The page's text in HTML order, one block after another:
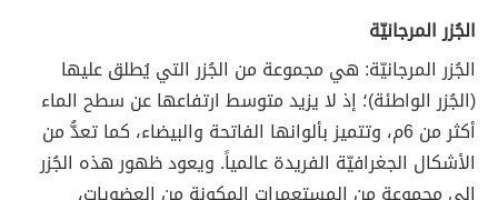
الجُزر المرجانيّة
الجُزر المرجانيّة: هي مجموعة من الجُزر التي يُطلق عليها
(الجُزر الواطئة)؛ إذ لا يزيد متوسط ارتفاعها عن سطح الماء
أكثر من 6م، وتتميز بألوانها الفاتحة والبيضاء، كما تعدُّ من
الأشكال الجغرافيّة الفريدة عالمياً. ويعود ظهور هذه الجُزر